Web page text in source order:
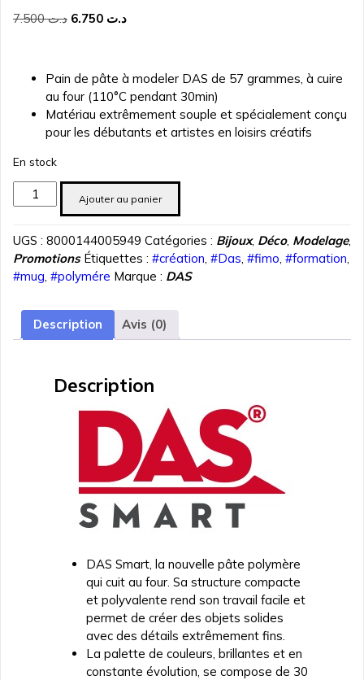
د.ت7.500
Le
était :
د.ت 7.500.
د.تLe
د.ت 6.750.
Pain de pâte à modeler DAS de 57 grammes, à cuire
au four (110°C pendant 30min)
Matériau extrêmement souple et spécialement conçu
pour les débutants et artistes en loisirs créatifs
En stock
quantité
de
POLYMERE
DAS
SMART
BLEU
Ajouter au panier
UGS : 8000144005949 Catégories : Bijoux, Déco, Modelage,
Promotions Étiquettes : #création #Das #fimo #formation
#mug #polymére Marque : DAS
Description Avis (0)
Description
DAS Smart, la nouvelle pâte polymère
qui cuit au four. Sa structure compacte
et polyvalente rend son travail facile et
permet de créer des objets solides
avec des détails extrêmement fins.
La palette de couleurs, brillantes et en
constante évolution, se compose de 30